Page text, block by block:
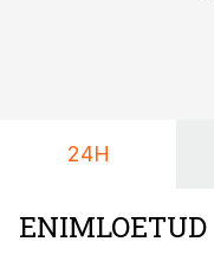
24H
ENIMLOETUD